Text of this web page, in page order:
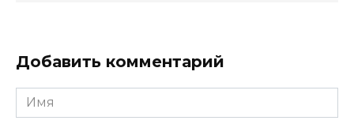
Добавить комментарий
Имя
*